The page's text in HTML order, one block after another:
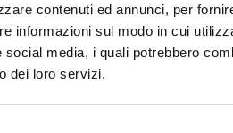
contenuti ed annunci, per
informazioni sul modo in cui
media, i quali potrebbero
dei loro servizi.
tonicità dei
questo
integrative,
superficie